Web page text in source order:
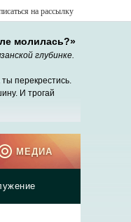
на рассылку
молилась?»
глубинке.
перекрестись.
И трогай
МЕДИА